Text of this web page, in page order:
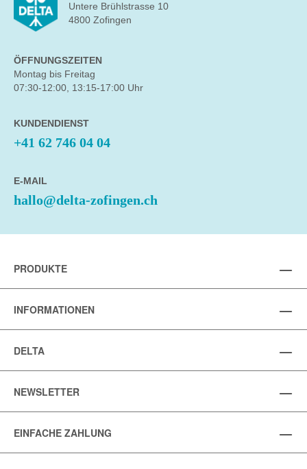
Untere Brühlstrasse 10
4800 Zofingen
ÖFFNUNGSZEITEN
Montag bis Freitag
07:30-12:00, 13:15-17:00 Uhr
KUNDENDIENST
+41 62 746 04 04
E-MAIL
hallo@delta-zofingen.ch
PRODUKTE
INFORMATIONEN
DELTA
NEWSLETTER
EINFACHE ZAHLUNG